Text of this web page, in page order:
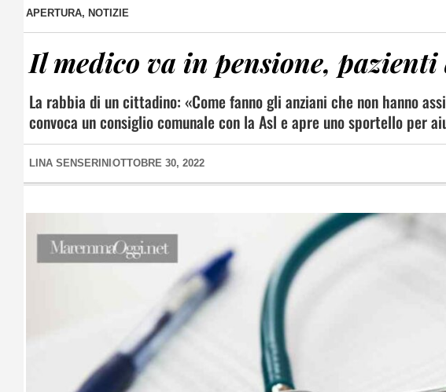
APERTURA, NOTIZIE
Il medico va in pensione,
La rabbia di un cittadino: «Come fanno gli anziani che non hanno
convoca un consiglio comunale con la Asl e apre uno sportello per
LINA SENSERINI OTTOBRE 30, 2022